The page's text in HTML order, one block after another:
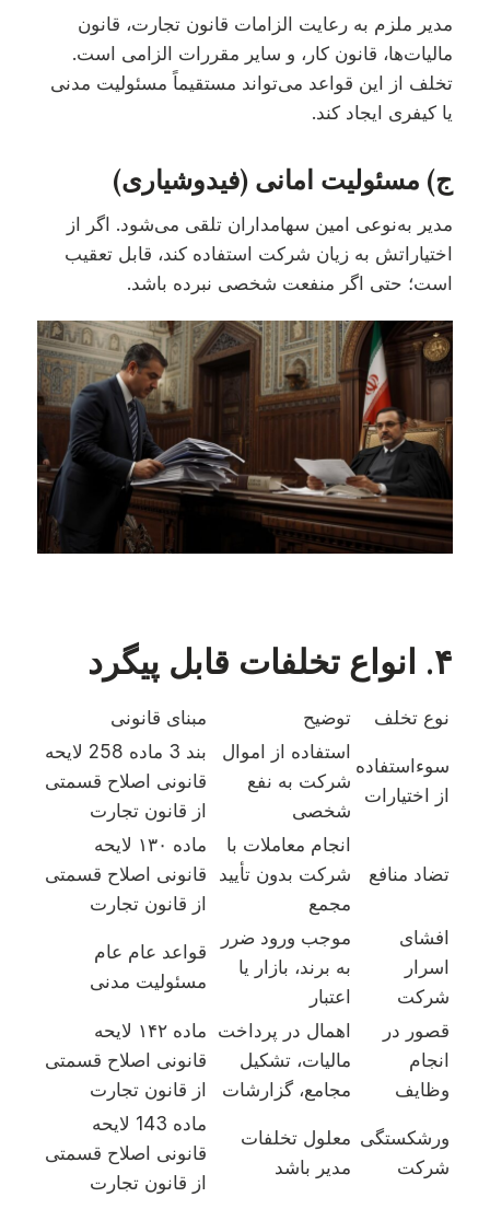
مدیر ملزم به رعایت الزامات قانون تجارت، قانون
مالیات‌ها، قانون کار، و سایر مقررات الزامی است.
تخلف از این قواعد می‌تواند مستقیماً مسئولیت مدنی
یا کیفری ایجاد کند.
ج) مسئولیت امانی (فیدوشیاری)
مدیر به‌نوعی امین سهامداران تلقی می‌شود. اگر از
اختیاراتش به زیان شرکت استفاده کند، قابل تعقیب
است؛ حتی اگر منفعت شخصی نبرده باشد.
۴. انواع تخلفات قابل پیگرد
نوع تخلف توضیح مبنای قانونی
سوءاستفاده
از اختیارات
استفاده از اموال
شرکت به نفع
شخصی
بند 3 ماده 258 لایحه
قانونی اصلاح قسمتی
از قانون تجارت
تضاد منافع
انجام معاملات با
شرکت بدون تأیید
مجمع
ماده ۱۳۰ لایحه
قانونی اصلاح قسمتی
از قانون تجارت
افشای
اسرار
شرکت
موجب ورود ضرر
به برند، بازار یا
اعتبار
قواعد عام عام
مسئولیت مدنی
قصور در
انجام
وظایف
اهمال در پرداخت
مالیات، تشکیل
مجامع، گزارشات
ماده ۱۴۲ لایحه
قانونی اصلاح قسمتی
از قانون تجارت
ورشکستگی
شرکت
معلول تخلفات
مدیر باشد
ماده 143 لایحه
قانونی اصلاح قسمتی
از قانون تجارت